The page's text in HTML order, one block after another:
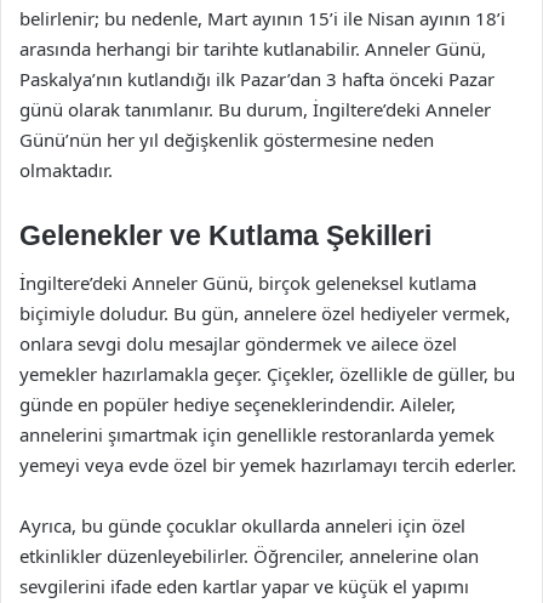
belirlenir; bu nedenle, Mart ayının 15’i ile Nisan ayının 18’i
arasında herhangi bir tarihte kutlanabilir. Anneler Günü,
Paskalya’nın kutlandığı ilk Pazar’dan 3 hafta önceki Pazar
günü olarak tanımlanır. Bu durum, İngiltere’deki Anneler
Günü’nün her yıl değişkenlik göstermesine neden
olmaktadır.
Gelenekler ve Kutlama Şekilleri
İngiltere’deki Anneler Günü, birçok geleneksel kutlama
biçimiyle doludur. Bu gün, annelere özel hediyeler vermek,
onlara sevgi dolu mesajlar göndermek ve ailece özel
yemekler hazırlamakla geçer. Çiçekler, özellikle de güller, bu
günde en popüler hediye seçeneklerindendir. Aileler,
annelerini şımartmak için genellikle restoranlarda yemek
yemeyi veya evde özel bir yemek hazırlamayı tercih ederler.
Ayrıca, bu günde çocuklar okullarda anneleri için özel
etkinlikler düzenleyebilirler. Öğrenciler, annelerine olan
sevgilerini ifade eden kartlar yapar ve küçük el yapımı